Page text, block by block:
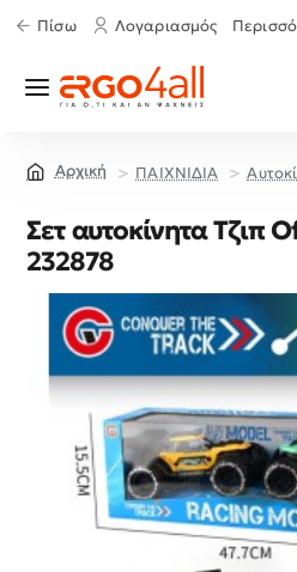
Πίσω Λογαριασμός
ΠΑΙΧΝΙΔΙΑ
Σετ αυτοκίνητα Τζιπ
232878